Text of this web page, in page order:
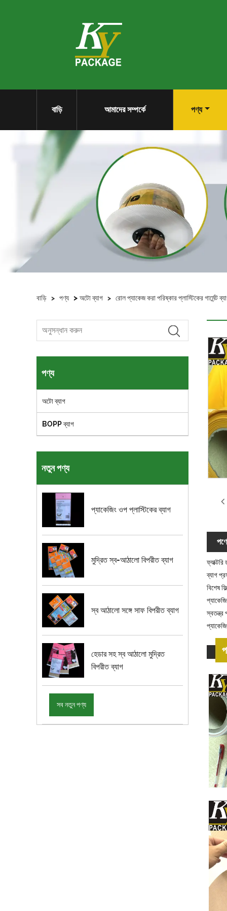
বাড়ি আমাদের সম্পর্কে পণ্য
বাড়ি > পণ্য > অটো ব্যাগ > রোল প্যাকেজ করা পরিষ্কার প্লাস্টিকের গার্মেন্ট
পণ্য
অটো ব্যাগ
BOPP ব্যাগ
নতুন পণ্য
প্যাকেজিং ওপ প্লাস্টিকের ব্যাগ
মুদ্রিত স্ব-আঠালো বিপরীত ব্যাগ
স্ব আঠালো সঙ্গে সাফ বিপরীত ব্যাগ
হেডার সহ স্ব আঠালো মুদ্রিত
বিপরীত ব্যাগ
সব নতুন পণ্য
ব্যাগ
বিশেষ
স্বতন্ত্র